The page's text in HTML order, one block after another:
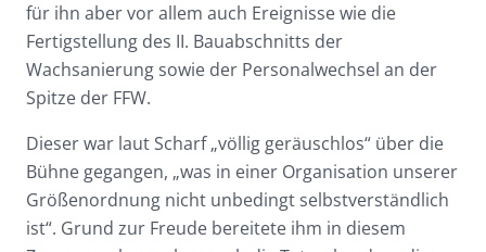
für ihn aber vor allem auch Ereignisse wie die
Fertigstellung des II. Bauabschnitts der
Wachsanierung sowie der Personalwechsel an der
Spitze der FFW.
Dieser war laut Scharf „völlig geräuschlos“ über die
Bühne gegangen, „was in einer Organisation unserer
Größenordnung nicht unbedingt selbstverständlich
ist“. Grund zur Freude bereitete ihm in diesem